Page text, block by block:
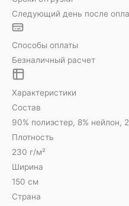
Следующий день после
Способы оплаты
Безналичный расчет
Характеристики
Состав
90% полиэстер, 8% нейлон,
Плотность
230 г/м²
Ширина
150 см
Страна